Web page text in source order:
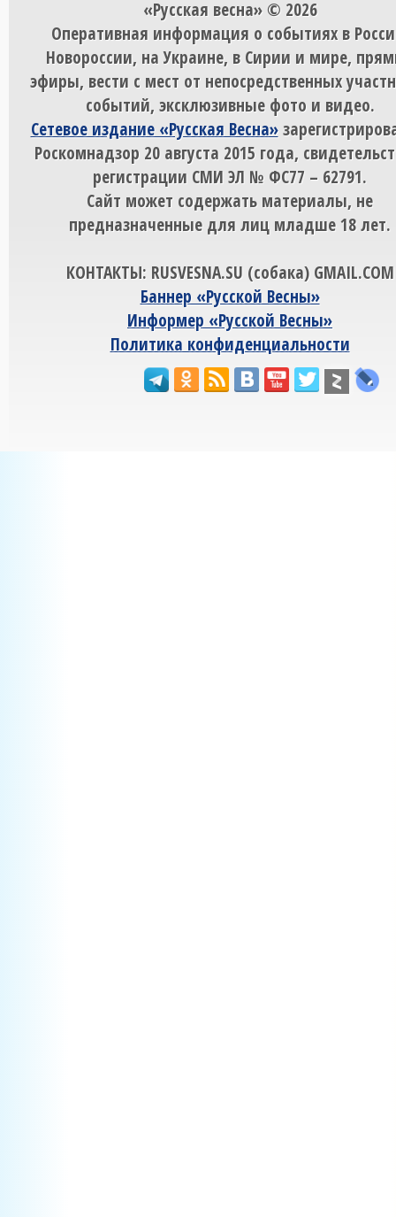
«Русская весна» © 2026
Оперативная информация о событиях в
Новороссии, на Украине, в Сирии и мире,
эфиры, вести с мест от непосредственных
событий, эксклюзивные фото и видео.
Сетевое издание «Русская Весна»
Роскомнадзор 20 августа 2015 года,
регистрации СМИ ЭЛ № ФС77 – 62791.
Сайт может содержать материалы, не
предназначенные для лиц младше 18 лет.
КОНТАКТЫ: RUSVESNA.SU (собака) GMAIL.COM
Баннер «Русской Весны»
Информер «Русской Весны»
Политика конфиденциальности